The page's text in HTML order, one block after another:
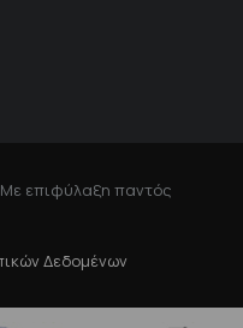
. Με επιφύλαξη παντός
Δεδομένων